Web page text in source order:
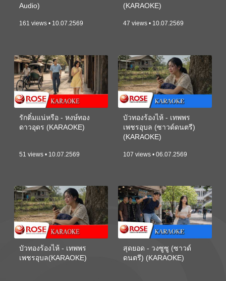
Audio)
161 views • 10.07.2569
(KARAOKE)
47 views • 10.07.2569
รักติ๋มแน่หรือ - หงษ์ทอง
ดาวอุดร (KARAOKE)
51 views • 10.07.2569
บัวทองร้องไห้ - เทพพร
เพชรอุบล (ซาวด์ดนตรี)
(KARAOKE)
107 views • 06.07.2569
บัวทองร้องไห้ - เทพพร
เพชรอุบล(KARAOKE)
สุดยอด - วงซูซู (ซาวด์
ดนตรี) (KARAOKE)